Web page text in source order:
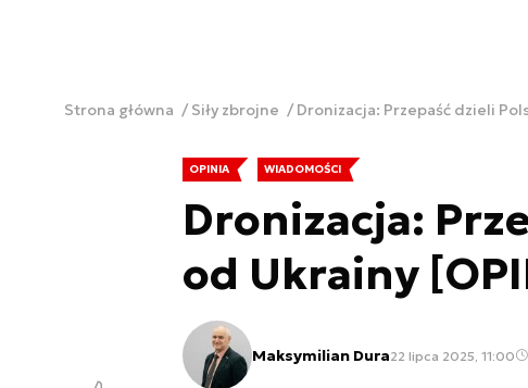
Strona główna Siły zbrojne Dronizacja: Przepaść dzieli
OPINIA WIADOMOŚCI
Dronizacja:
od Ukrainy
Maksymilian Dura22 lipca 2025, 11:00